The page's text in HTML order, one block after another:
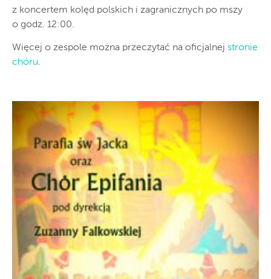
z koncertem kolęd polskich i zagranicznych po mszy
o godz. 12:00.
Więcej o zespole można przeczytać na oficjalnej stronie
chóru.